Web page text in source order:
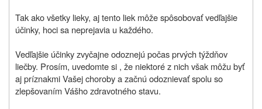
Tak ako všetky lieky, aj tento liek môže spôsobovať vedľajšie
účinky, hoci sa neprejavia u každého.
Vedľajšie účinky zvyčajne odoznejú počas prvých týždňov
liečby. Prosím, uvedomte si , že niektoré z nich však môžu byť
aj príznakmi Vašej choroby a začnú odoznievať spolu so
zlepšovaním Vášho zdravotného stavu.